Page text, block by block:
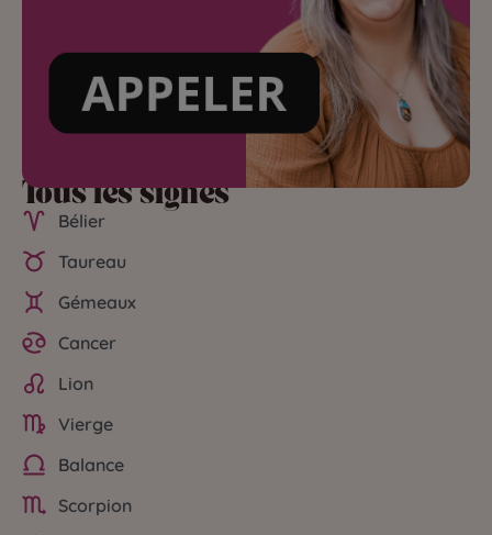
Tous les signes
Bélier
Taureau
Gémeaux
Cancer
Lion
Vierge
Balance
Scorpion